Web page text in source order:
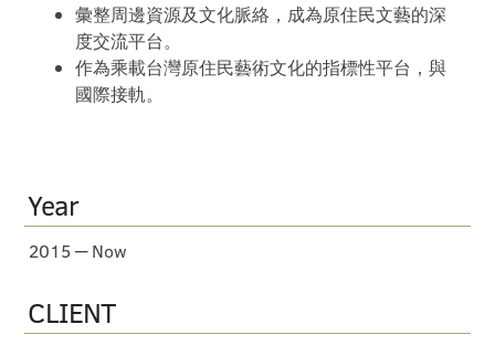
彙整周邊資源及文化脈絡，成為原住民文藝的深
度交流平台。
作為乘載台灣原住民藝術文化的指標性平台，與
國際接軌。
Year
2015 ─ Now
CLIENT